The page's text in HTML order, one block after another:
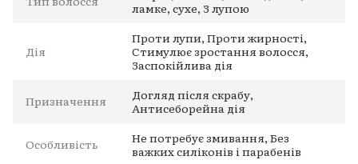
ламке, сухе, З лупою
Дія
Проти лупи, Проти жирності,
Стимулює зростання волосся,
Заспокійлива дія
Призначення
Догляд після скрабу,
Антисеборейна дія
Особливість
Не потребує змивання, Без
важких силіконів і парабенів